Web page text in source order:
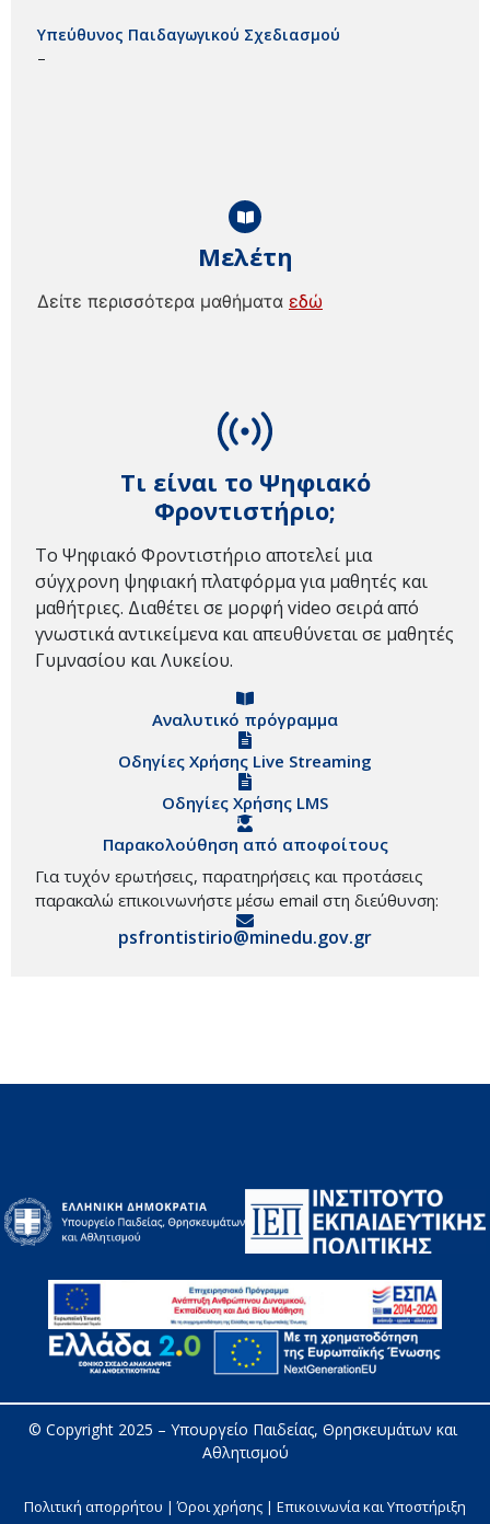
Τι είναι το Ψηφιακό
Φροντιστήριο;
Το Ψηφιακό Φροντιστήριο αποτελεί μια
σύγχρονη ψηφιακή πλατφόρμα για μαθητές και
μαθήτριες. Διαθέτει σε μορφή video σειρά από
γνωστικά αντικείμενα και απευθύνεται σε μαθητές
Γυμνασίου και Λυκείου.
Αναλυτικό πρόγραμμα
Οδηγίες Χρήσης Live Streaming
Οδηγίες Χρήσης LMS
Παρακολούθηση από αποφοίτους
Για τυχόν ερωτήσεις, παρατηρήσεις και προτάσεις
παρακαλώ επικοινωνήστε μέσω email στη διεύθυνση:
psfrontistirio@minedu.gov.gr
Μελέτη
Δείτε περισσότερα μαθήματα εδώ
Υπεύθυνος Παιδαγωγικού Σχεδιασμού
–
© Copyright 2025 – Υπουργείο Παιδείας, Θρησκευμάτων και
Αθλητισμού
Πολιτική απορρήτου | Όροι χρήσης | Επικοινωνία και Υποστήριξη